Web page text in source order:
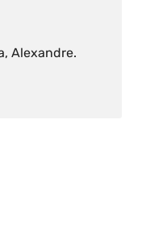
Alexandre.